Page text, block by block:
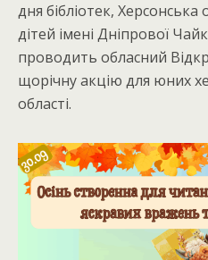
дня бібліотек, Херсонська
дітей імені Дніпрової
проводить обласний
щорічну акцію для юних
області.